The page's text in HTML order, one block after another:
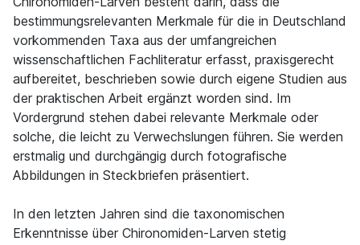
bestimmungsrelevanten Merkmale für die in Deutschland
vorkommenden Taxa aus der umfangreichen
wissenschaftlichen Fachliteratur erfasst, praxisgerecht
aufbereitet, beschrieben sowie durch eigene Studien aus
der praktischen Arbeit ergänzt worden sind. Im
Vordergrund stehen dabei relevante Merkmale oder
solche, die leicht zu Verwechslungen führen. Sie werden
erstmalig und durchgängig durch fotografische
Abbildungen in Steckbriefen präsentiert.
In den letzten Jahren sind die taxonomischen
Erkenntnisse über Chironomiden-Larven stetig